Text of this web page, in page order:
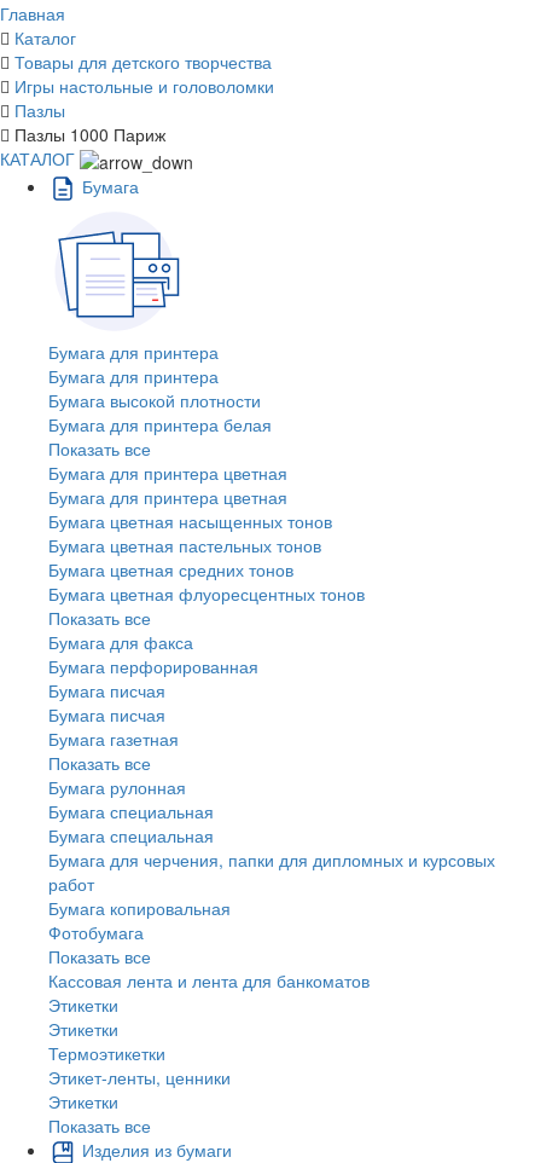
Главная
Каталог
Товары для детского творчества
Игры настольные и головоломки
Пазлы
Пазлы 1000 Париж
КАТАЛОГ
Бумага
Бумага для принтера
Бумага для принтера
Бумага высокой плотности
Бумага для принтера белая
Показать все
Бумага для принтера цветная
Бумага для принтера цветная
Бумага цветная насыщенных тонов
Бумага цветная пастельных тонов
Бумага цветная средних тонов
Бумага цветная флуоресцентных тонов
Показать все
Бумага для факса
Бумага перфорированная
Бумага писчая
Бумага писчая
Бумага газетная
Показать все
Бумага рулонная
Бумага специальная
Бумага специальная
Бумага для черчения, папки для дипломных и курсовых
работ
Бумага копировальная
Фотобумага
Показать все
Кассовая лента и лента для банкоматов
Этикетки
Этикетки
Термоэтикетки
Этикет-ленты, ценники
Этикетки
Показать все
Изделия из бумаги